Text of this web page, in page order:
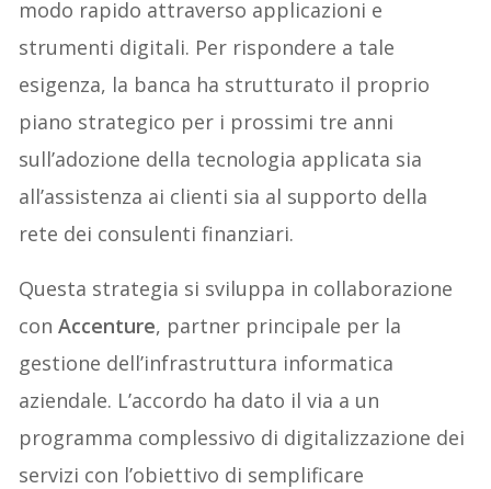
modo rapido attraverso applicazioni e
strumenti digitali. Per rispondere a tale
esigenza, la banca ha strutturato il proprio
piano strategico per i prossimi tre anni
sull’adozione della tecnologia applicata sia
all’assistenza ai clienti sia al supporto della
rete dei consulenti finanziari.
Questa strategia si sviluppa in collaborazione
conAccenture, partner principale per la
gestione dell’infrastruttura informatica
aziendale. L’accordo ha dato il via a un
programma complessivo di digitalizzazione dei
servizi con l’obiettivo di semplificare